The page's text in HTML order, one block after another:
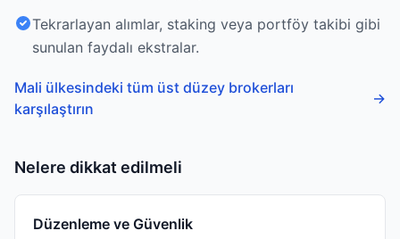
Tekrarlayan alımlar, staking veya portföy takibi gibi
sunulan faydalı ekstralar.
Mali ülkesindeki tüm üst düzey brokerları
karşılaştırın
→
Nelere dikkat edilmeli
Düzenleme ve Güvenlik